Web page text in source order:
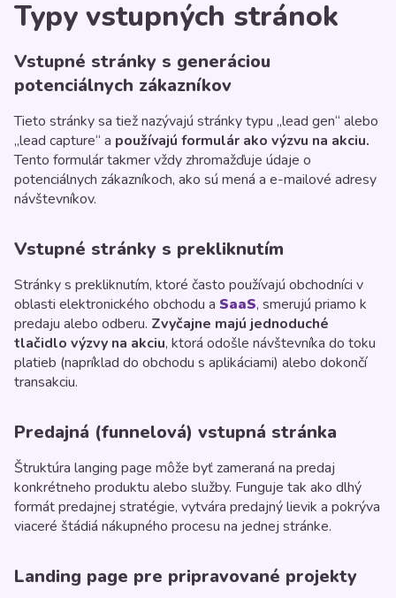
Typy vstupných stránok
Vstupné stránky s generáciou
potenciálnych zákazníkov
Tieto stránky sa tiež nazývajú stránky typu „lead gen“ alebo
„lead capture“ a používajú formulár ako výzvu na akciu.
Tento formulár takmer vždy zhromažďuje údaje o
potenciálnych zákazníkoch, ako sú mená a e-mailové adresy
návštevníkov.
Vstupné stránky s prekliknutím
Stránky s prekliknutím, ktoré často používajú obchodníci v
oblasti elektronického obchodu a SaaS, smerujú priamo k
predaju alebo odberu. Zvyčajne majú jednoduché
tlačidlo výzvy na akciu, ktorá odošle návštevníka do toku
platieb (napríklad do obchodu s aplikáciami) alebo dokončí
transakciu.
Predajná (funnelová) vstupná stránka
Štruktúra langing page môže byť zameraná na predaj
konkrétneho produktu alebo služby. Funguje tak ako dlhý
formát predajnej stratégie, vytvára predajný lievik a pokrýva
viaceré štádiá nákupného procesu na jednej stránke.
Landing page pre pripravované projekty